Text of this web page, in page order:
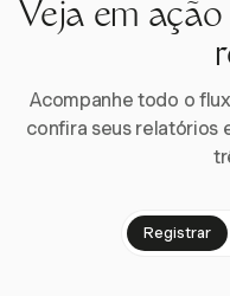
Veja em
Acompanhe todo o
confira seus relatórios
Registrar